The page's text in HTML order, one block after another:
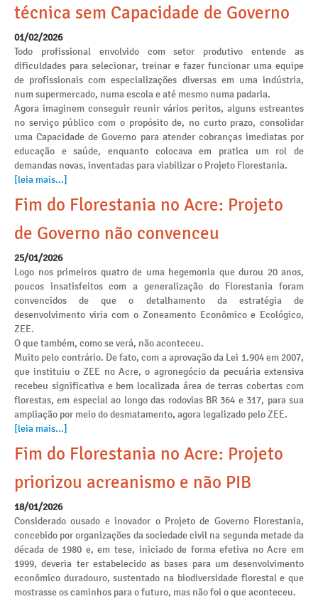
técnica sem Capacidade de Governo
01/02/2026
Todo profissional envolvido com setor produtivo entende as
dificuldades para selecionar, treinar e fazer funcionar uma equipe
de profissionais com especializações diversas em uma indústria,
num supermercado, numa escola e até mesmo numa padaria.
Agora imaginem conseguir reunir vários peritos, alguns estreantes
no serviço público com o propósito de, no curto prazo, consolidar
uma Capacidade de Governo para atender cobranças imediatas por
educação e saúde, enquanto colocava em pratica um rol de
demandas novas, inventadas para viabilizar o Projeto Florestania.
[leia mais...]
Fim do Florestania no Acre: Projeto
de Governo não convenceu
25/01/2026
Logo nos primeiros quatro de uma hegemonia que durou 20 anos,
poucos insatisfeitos com a generalização do Florestania foram
convencidos de que o detalhamento da estratégia de
desenvolvimento viria com o Zoneamento Econômico e Ecológico,
ZEE.
O que também, como se verá, não aconteceu.
Muito pelo contrário. De fato, com a aprovação da Lei 1.904 em 2007,
que instituiu o ZEE no Acre, o agronegócio da pecuária extensiva
recebeu significativa e bem localizada área de terras cobertas com
florestas, em especial ao longo das rodovias BR 364 e 317, para sua
ampliação por meio do desmatamento, agora legalizado pelo ZEE.
[leia mais...]
Fim do Florestania no Acre: Projeto
priorizou acreanismo e não PIB
18/01/2026
Considerado ousado e inovador o Projeto de Governo Florestania,
concebido por organizações da sociedade civil na segunda metade da
década de 1980 e, em tese, iniciado de forma efetiva no Acre em
1999, deveria ter estabelecido as bases para um desenvolvimento
econômico duradouro, sustentado na biodiversidade florestal e que
mostrasse os caminhos para o futuro, mas não foi o que aconteceu.